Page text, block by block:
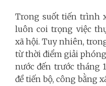
Trong suốt tiến trình
luôn coi trọng việc
xã hội. Tuy nhiên,
từ thời điểm giải
nước đến trước tháng
đề tiến bộ, công bằng